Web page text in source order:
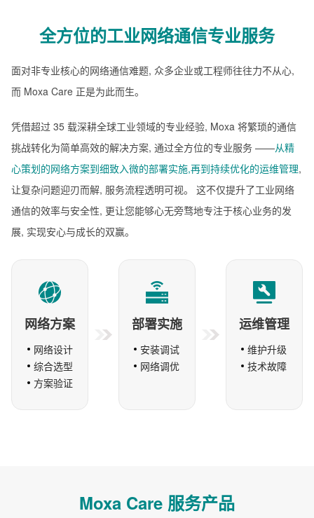
全方位的工业网络通信专业服务
面对非专业核心的网络通信难题, 众多企业或工程师往往力不从心,
而 Moxa Care 正是为此而生。
凭借超过 35 载深耕全球工业领域的专业经验, Moxa 将繁琐的通信
挑战转化为简单高效的解决方案, 通过全方位的专业服务 ——从精
心策划的网络方案到细致入微的部署实施,再到持续优化的运维管理,
让复杂问题迎刃而解, 服务流程透明可视。
这不仅提升了工业网络
通信的效率与安全性, 更让您能够心无旁骛地专注于核心业务的发
展, 实现安心与成长的双赢。
网络方案
网络设计
综合选型
方案验证
部署实施
安装调试
网络调优
运维管理
维护升级
技术故障
Moxa Care 服务产品